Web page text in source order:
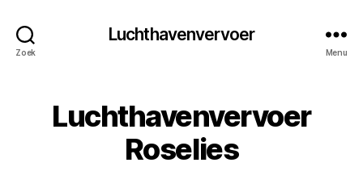
Zoek
Luchthavenvervoer
Menu
Luchthavenvervoer
Roselies